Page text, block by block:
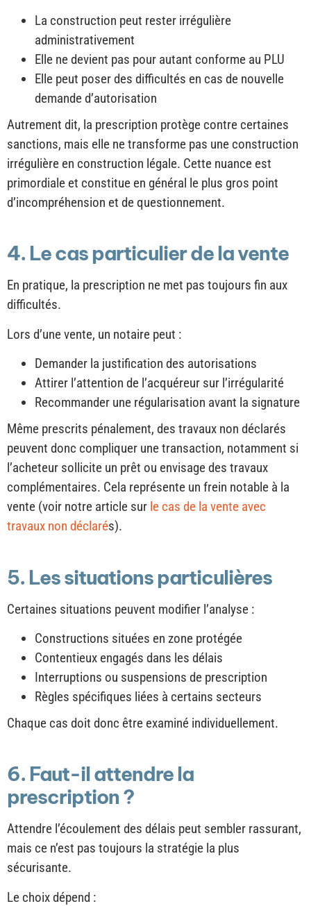
La construction peut rester irrégulière
administrativement
Elle ne devient pas pour autant conforme au PLU
Elle peut poser des difficultés en cas de nouvelle
demande d’autorisation
Autrement dit, la prescription protège contre certaines
sanctions, mais elle ne transforme pas une construction
irrégulière en construction légale. Cette nuance est
primordiale et constitue en général le plus gros point
d’incompréhension et de questionnement.
4. Le cas particulier de la vente
En pratique, la prescription ne met pas toujours fin aux
difficultés.
Lors d’une vente, un notaire peut :
Demander la justification des autorisations
Attirer l’attention de l’acquéreur sur l’irrégularité
Recommander une régularisation avant la signature
Même prescrits pénalement, des travaux non déclarés
peuvent donc compliquer une transaction, notamment si
l’acheteur sollicite un prêt ou envisage des travaux
complémentaires. Cela représente un frein notable à la
vente (voir notre article sur le cas de la vente avec
travaux non déclarés).
5. Les situations particulières
Certaines situations peuvent modifier l’analyse :
Constructions situées en zone protégée
Contentieux engagés dans les délais
Interruptions ou suspensions de prescription
Règles spécifiques liées à certains secteurs
Chaque cas doit donc être examiné individuellement.
6. Faut-il attendre la
prescription ?
Attendre l’écoulement des délais peut sembler rassurant,
mais ce n’est pas toujours la stratégie la plus
sécurisante.
Le choix dépend :